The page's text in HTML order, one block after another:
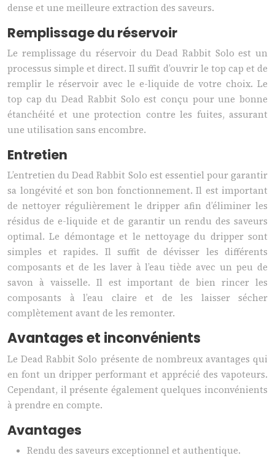
dense et une meilleure extraction des saveurs.
Remplissage du réservoir
Le remplissage du réservoir du Dead Rabbit Solo est un
processus simple et direct. Il suffit d’ouvrir le top cap et de
remplir le réservoir avec le e-liquide de votre choix. Le
top cap du Dead Rabbit Solo est conçu pour une bonne
étanchéité et une protection contre les fuites, assurant
une utilisation sans encombre.
Entretien
L’entretien du Dead Rabbit Solo est essentiel pour garantir
sa longévité et son bon fonctionnement. Il est important
de nettoyer régulièrement le dripper afin d’éliminer les
résidus de e-liquide et de garantir un rendu des saveurs
optimal. Le démontage et le nettoyage du dripper sont
simples et rapides. Il suffit de dévisser les différents
composants et de les laver à l’eau tiède avec un peu de
savon à vaisselle. Il est important de bien rincer les
composants à l’eau claire et de les laisser sécher
complètement avant de les remonter.
Avantages et inconvénients
Le Dead Rabbit Solo présente de nombreux avantages qui
en font un dripper performant et apprécié des vapoteurs.
Cependant, il présente également quelques inconvénients
à prendre en compte.
Avantages
Rendu des saveurs exceptionnel et authentique.